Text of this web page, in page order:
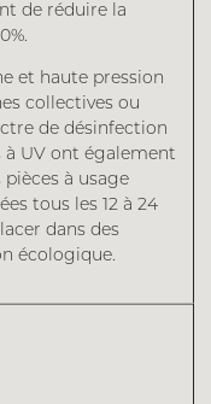
de réduire la
et haute pression
collectives ou
de désinfection
à UV ont également
à usage
tous les 12 à 24
dans des
écologique.